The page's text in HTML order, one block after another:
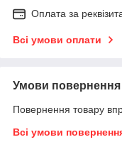
Оплата за
Всі умови оплати
Умови повернення
Повернення товару
Всі умови